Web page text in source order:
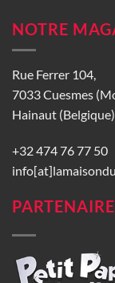
NOTRE
Rue Ferrer 104,
7033 Cuesmes
Hainaut (Belgique)
+32 474 76 77 50
PARTENAIRE